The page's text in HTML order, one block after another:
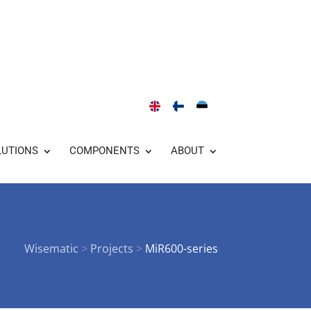
COMPONENTS ABOUT
Wisematic > Projects > MiR600-series